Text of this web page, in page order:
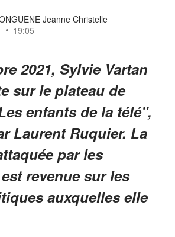
Jeanne Christelle
19:05
2021, Sylvie Vartan
sur le plateau de
enfants de la télé",
Laurent Ruquier. La
par les
revenue sur les
auxquelles elle